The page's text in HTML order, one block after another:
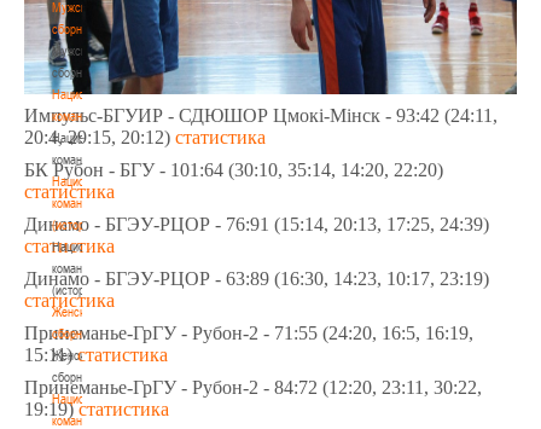
Мужские
сборные
Мужские
сборные
Национальная
команда
Национальная
команда
Национальная
команда
(история)
Национальная
команда
(история)
Женские
сборные
Женские
сборные
Национальная
команда
Импульс-БГУИР - СДЮШОР Цмокi­-Мiнск - 93:42 (24:11,
20:4, 29:15, 20:12) статистика
БК Рубон - БГУ - 101:64 (30:10, 35:14, 14:20, 22:20)
статистика
Динамо - БГЭУ-РЦОР - 76:91 (15:14, 20:13, 17:25, 24:39)
статистика
Динамо - БГЭУ-РЦОР - 63:89 (16:30, 14:23, 10:17, 23:19)
статистика
Принеманье-ГрГУ - Рубон-2 - 71:55 (24:20, 16:5, 16:19,
15:11)статистика
Принеманье-ГрГУ - Рубон-2 - 84:72 (12:20, 23:11, 30:22,
19:19)статистика